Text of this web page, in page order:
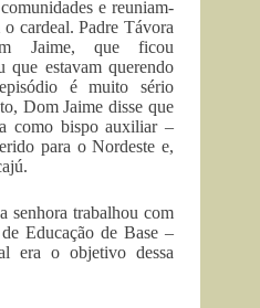
e reuniam-
cardeal. Padre Távora
Jaime, que ficou
que estavam querendo
é muito sério
Dom Jaime disse que
como bispo auxiliar –
para o Nordeste e,
senhora trabalhou com
Educação de Base –
era o objetivo dessa